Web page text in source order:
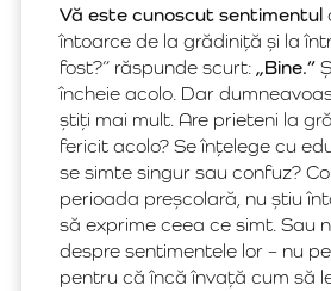
Vă este cunoscut sentimentul
întoarce de la grădiniță și la
fost?” răspunde scurt: „Bine.”
încheie acolo. Dar
știți mai mult. Are prieteni la
fericit acolo? Se înțelege cu
se simte singur sau confuz?
perioada preșcolară, nu știu
să exprime ceea ce simt. Sau
despre sentimentele lor – nu
pentru că încă învață cum să